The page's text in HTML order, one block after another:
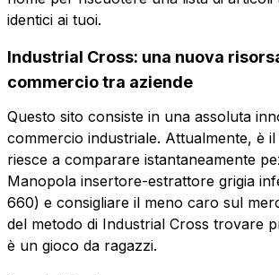
Consenso obbligatorio
Consenso profilazione
Invia la richiesta
Consenso
obbligatorio
Consenso
Consenso
profilazione
Consenso
parti
Invia la richiesta
identici ai tuoi.
Industrial Cross: una nuova
commercio tra aziende
Questo sito consiste in una assoluta
commercio industriale. Attualmente, è
riesce a comparare istantaneamente
Manopola insertore-estrattore grigia
660) e consigliare il meno caro sul
del metodo di Industrial Cross trovare
è un gioco da ragazzi.